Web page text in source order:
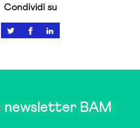
Condividi su
newsletter BAM